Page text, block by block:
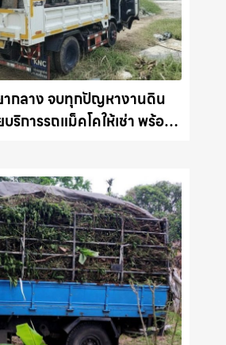
ากลาง จบทุกปัญหางานดิน
ริการรถแม็คโคให้เช่า พร้อม